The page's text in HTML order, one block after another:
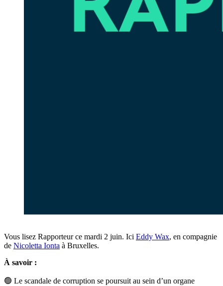
Vous lisez Rapporteur ce mardi 2 juin. Ici Eddy Wax, en compagnie
de Nicoletta Ionta à Bruxelles.
À savoir :
🟢 Le scandale de corruption se poursuit au sein d’un organe